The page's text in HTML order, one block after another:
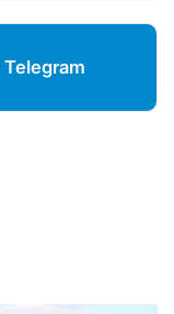
Telegram